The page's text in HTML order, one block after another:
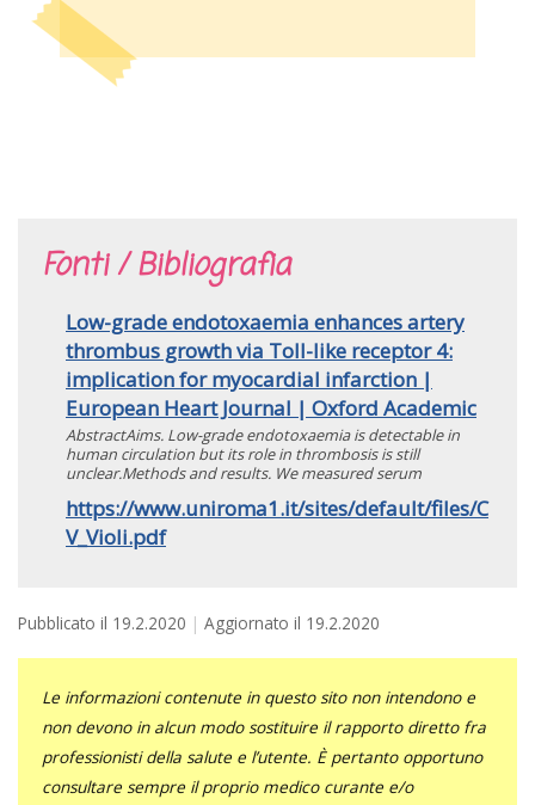
Fonti / Bibliografia
Low-grade endotoxaemia enhances artery
thrombus growth via Toll-like receptor 4:
implication for myocardial infarction |
European Heart Journal | Oxford Academic
AbstractAims. Low-grade endotoxaemia is detectable in
human circulation but its role in thrombosis is still
unclear.Methods and results. We measured serum
https://www.uniroma1.it/sites/default/files/C
V_Violi.pdf
Pubblicato il 19.2.2020 Aggiornato il 19.2.2020
Le informazioni contenute in questo sito non intendono e
non devono in alcun modo sostituire il rapporto diretto fra
professionisti della salute e l’utente. È pertanto opportuno
consultare sempre il proprio medico curante e/o